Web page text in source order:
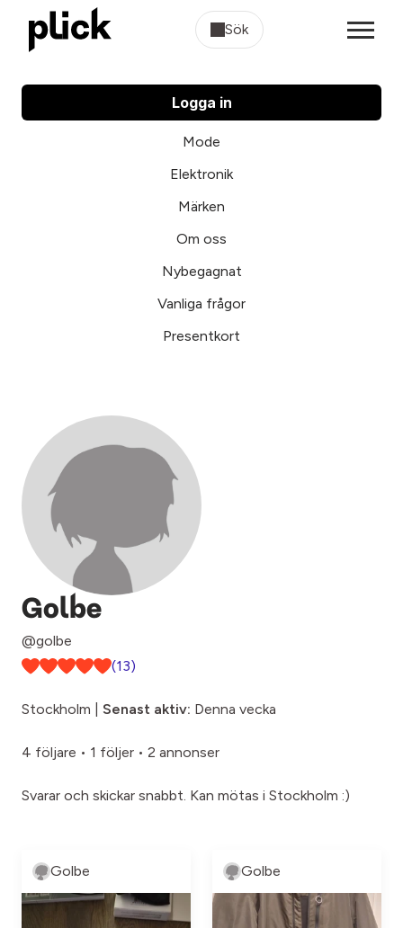
Sök
Logga in
Mode
Elektronik
Märken
Om oss
Nybegagnat
Vanliga frågor
Presentkort
Golbe
@golbe
(13)
Stockholm | Senast aktiv: Denna vecka
4 följare • 1 följer • 2 annonser
Svarar och skickar snabbt. Kan mötas i Stockholm :)
Golbe Golbe